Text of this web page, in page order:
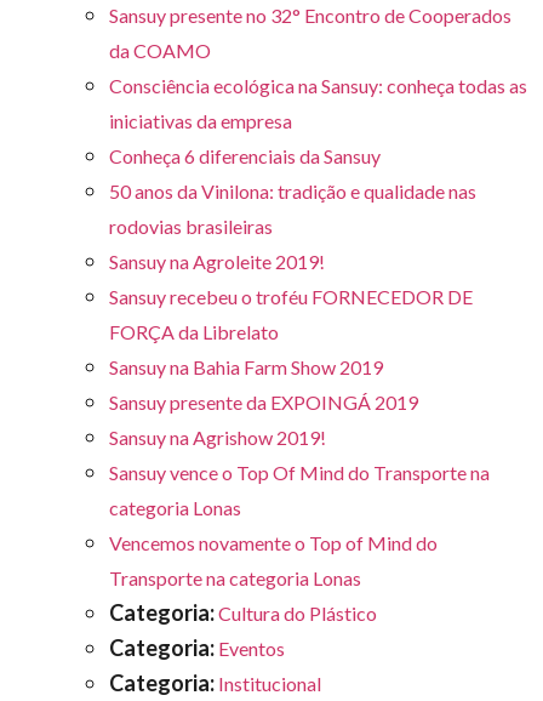
Sansuy presente no 32° Encontro de Cooperados
da COAMO
Consciência ecológica na Sansuy: conheça todas as
iniciativas da empresa
Conheça 6 diferenciais da Sansuy
50 anos da Vinilona: tradição e qualidade nas
rodovias brasileiras
Sansuy na Agroleite 2019!
Sansuy recebeu o troféu FORNECEDOR DE
FORÇA da Librelato
Sansuy na Bahia Farm Show 2019
Sansuy presente da EXPOINGÁ 2019
Sansuy na Agrishow 2019!
Sansuy vence o Top Of Mind do Transporte na
categoria Lonas
Vencemos novamente o Top of Mind do
Transporte na categoria Lonas
Categoria:Cultura do Plástico
Categoria: Eventos
Categoria: Institucional